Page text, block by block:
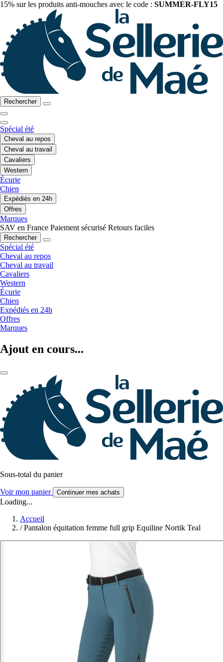
15% sur les produits anti-mouches avec le code : SUMMER-FLY15
Rechercher
Spécial été
Cheval au repos
Cheval au travail
Cavaliers
Western
Écurie
Chien
Expédiés en 24h
Offres
Marques
SAV en France Paiement sécurisé Retours faciles
Rechercher
Spécial été
Cheval au repos
Cheval au travail
Cavaliers
Western
Écurie
Chien
Expédiés en 24h
Offres
Marques
Ajout en cours...
Sous-total du panier
Voir mon panier Continuer mes achats
Loading...
Accueil
/ Pantalon équitation femme full grip Equiline Nortik Teal